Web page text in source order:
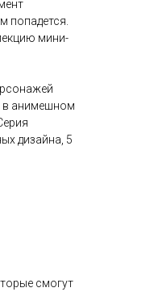
попадется.
мини-
в анимешном
дизайна, 5
смогут